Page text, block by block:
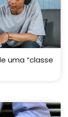
uma “classe